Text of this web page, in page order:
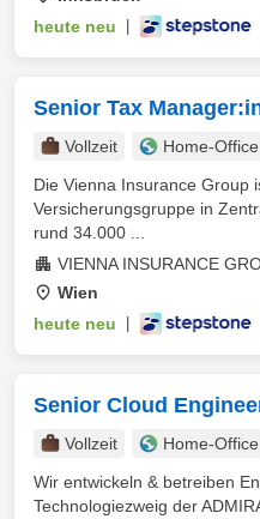
heute neu
Senior Tax
Vollzeit
Home-Office
Die Vienna Insurance Group
Versicherungsgruppe in
rund 34.000 ...
VIENNA INSURANCE
Wien
heute neu
Senior Cloud
Vollzeit
Home-Office
Wir entwickeln & betreiben
Technologiezweig der